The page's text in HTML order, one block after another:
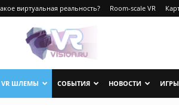
виртуальная реальность? Room-scale VR
VRvision.ru
VR ШЛЕМЫ СОБЫТИЯ НОВОСТИ ИГРЫ